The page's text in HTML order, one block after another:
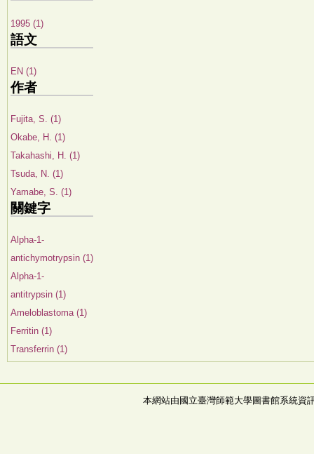
1995 (1)
語文
EN (1)
作者
Fujita, S. (1)
Okabe, H. (1)
Takahashi, H. (1)
Tsuda, N. (1)
Yamabe, S. (1)
關鍵字
Alpha-1-
antichymotrypsin (1)
Alpha-1-
antitrypsin (1)
Ameloblastoma (1)
Ferritin (1)
Transferrin (1)
本網站由國立臺灣師範大學圖書館系統資